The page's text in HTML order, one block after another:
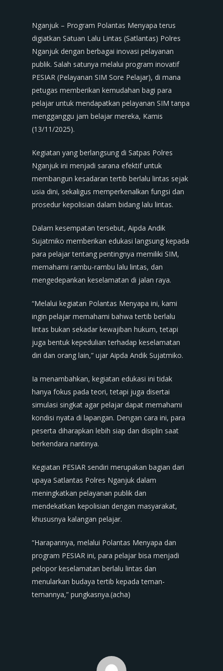
Nganjuk – Program Polantas Menyapa terus
digiatkan Satuan Lalu Lintas (Satlantas) Polres
Nganjuk dengan berbagai inovasi pelayanan
publik. Salah satunya melalui program inovatif
PESIAR (Pelayanan SIM Sore Pelajar), di mana
petugas memberikan kemudahan bagi para
pelajar untuk mendapatkan pelayanan SIM tanpa
mengganggu jam belajar mereka, Kamis
(13/11/2025).
Kegiatan yang berlangsung di Satpas Polres
Nganjuk ini menjadi sarana efektif untuk
membangun kesadaran tertib berlalu lintas sejak
usia dini, sekaligus memperkenalkan fungsi dan
prosedur kepolisian dalam bidang lalu lintas.
Dalam kesempatan tersebut, Aipda Andik
Sujatmiko memberikan edukasi langsung kepada
para pelajar tentang pentingnya memiliki SIM,
memahami rambu-rambu lalu lintas, dan
mengedepankan keselamatan di jalan raya.
“Melalui kegiatan Polantas Menyapa ini, kami
ingin pelajar memahami bahwa tertib berlalu
lintas bukan sekadar kewajiban hukum, tetapi
juga bentuk kepedulian terhadap keselamatan
diri dan orang lain,” ujar Aipda Andik Sujatmiko.
Ia menambahkan, kegiatan edukasi ini tidak
hanya fokus pada teori, tetapi juga disertai
simulasi singkat agar pelajar dapat memahami
kondisi nyata di lapangan. Dengan cara ini, para
peserta diharapkan lebih siap dan disiplin saat
berkendara nantinya.
Kegiatan PESIAR sendiri merupakan bagian dari
upaya Satlantas Polres Nganjuk dalam
meningkatkan pelayanan publik dan
mendekatkan kepolisian dengan masyarakat,
khususnya kalangan pelajar.
“Harapannya, melalui Polantas Menyapa dan
program PESIAR ini, para pelajar bisa menjadi
pelopor keselamatan berlalu lintas dan
menularkan budaya tertib kepada teman-
temannya,” pungkasnya.(acha)